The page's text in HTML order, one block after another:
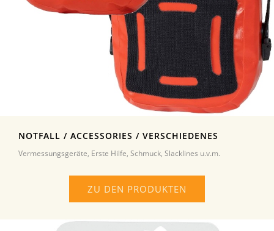
NOTFALL / ACCESSORIES / VERSCHIEDENES
Vermessungsgeräte, Erste Hilfe, Schmuck, Slacklines u.v.m.
ZU DEN PRODUKTEN